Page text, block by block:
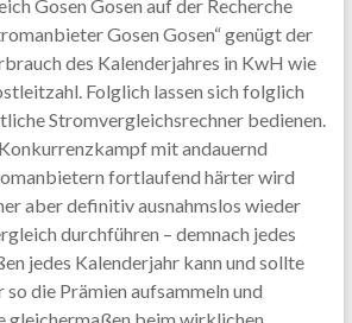
Gosen Gosen auf der Recherche
Gosen Gosen“ genügt der
des Kalenderjahres in KwH wie
Folglich lassen sich folglich
Stromvergleichsrechner bedienen.
mit andauernd
fortlaufend härter wird
aber definitiv ausnahmslos wieder
durchführen – demnach jedes
jedes Kalenderjahr kann und sollte
die Prämien aufsammeln und